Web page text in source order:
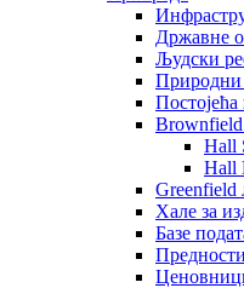
Државне
Људски
Природни
Brownfield
Hall
Hall
Greenfield
Хале за
Базе